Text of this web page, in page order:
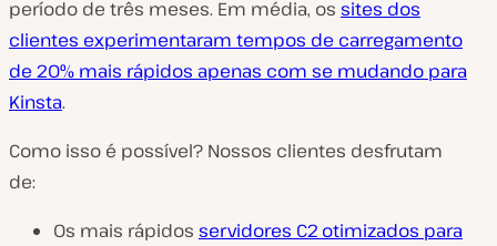
período de três meses. Em média, os sites dos
clientes experimentaram tempos de carregamento
de 20% mais rápidos apenas com se mudando para
Kinsta.
Como isso é possível? Nossos clientes desfrutam
de:
Os mais rápidos servidores C2 otimizados para